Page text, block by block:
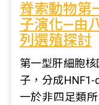
脊索動物第
子演化—由
列選殖探討
第一型肝細胞
子，分成
一於非四足類